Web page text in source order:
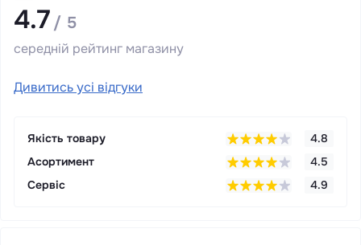
4.7 / 5
середній рейтинг магазину
Дивитись усі відгуки
Якість товару
4.8
Асортимент
4.5
Сервіс
4.9